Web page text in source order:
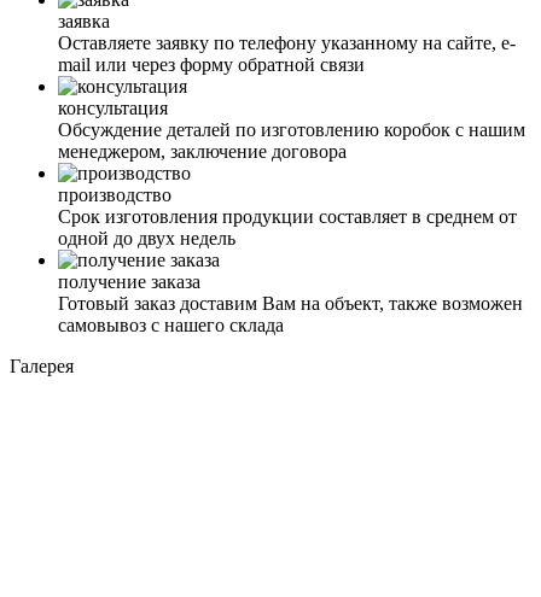
заявка
Оставляете заявку по телефону указанному на сайте, е-
mail или через форму обратной связи
консультация
Обсуждение деталей по изготовлению коробок с нашим
менеджером, заключение договора
производство
Срок изготовления продукции составляет в среднем от
одной до двух недель
получение заказа
Готовый заказ доставим Вам на объект, также возможен
самовывоз с нашего склада
Галерея